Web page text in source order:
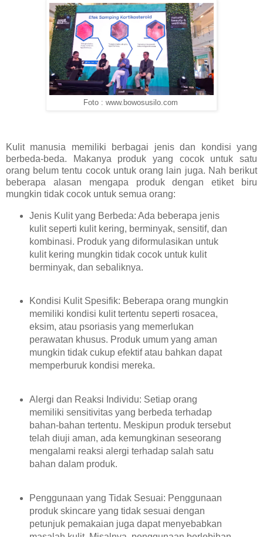
Foto : www.bowosusilo.com
Kulit manusia memiliki berbagai jenis dan kondisi yang
berbeda-beda. Makanya produk yang cocok untuk satu
orang belum tentu cocok untuk orang lain juga. Nah berikut
beberapa alasan mengapa produk dengan etiket biru
mungkin tidak cocok untuk semua orang:
Jenis Kulit yang Berbeda: Ada beberapa jenis
kulit seperti kulit kering, berminyak, sensitif, dan
kombinasi. Produk yang diformulasikan untuk
kulit kering mungkin tidak cocok untuk kulit
berminyak, dan sebaliknya.
Kondisi Kulit Spesifik: Beberapa orang mungkin
memiliki kondisi kulit tertentu seperti rosacea,
eksim, atau psoriasis yang memerlukan
perawatan khusus. Produk umum yang aman
mungkin tidak cukup efektif atau bahkan dapat
memperburuk kondisi mereka.
Alergi dan Reaksi Individu: Setiap orang
memiliki sensitivitas yang berbeda terhadap
bahan-bahan tertentu. Meskipun produk tersebut
telah diuji aman, ada kemungkinan seseorang
mengalami reaksi alergi terhadap salah satu
bahan dalam produk.
Penggunaan yang Tidak Sesuai: Penggunaan
produk skincare yang tidak sesuai dengan
petunjuk pemakaian juga dapat menyebabkan